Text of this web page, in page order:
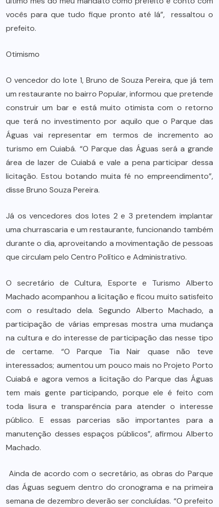
vocês para que tudo fique pronto até lá”, ressaltou o
prefeito.
Otimismo
O vencedor do lote 1, Bruno de Souza Pereira, que já tem
um restaurante no bairro Popular, informou que pretende
construir um bar e está muito otimista com o retorno
que terá no investimento por aquilo que o Parque das
Águas vai representar em termos de incremento ao
turismo em Cuiabá. “O Parque das Águas será a grande
área de lazer de Cuiabá e vale a pena participar dessa
licitação. Estou botando muita fé no empreendimento”,
disse Bruno Souza Pereira.
Já os vencedores dos lotes 2 e 3 pretendem implantar
uma churrascaria e um restaurante, funcionando também
durante o dia, aproveitando a movimentação de pessoas
que circulam pelo Centro Político e Administrativo.
O secretário de Cultura, Esporte e Turismo Alberto
Machado acompanhou a licitação e ficou muito satisfeito
com o resultado dela. Segundo Alberto Machado, a
participação de várias empresas mostra uma mudança
na cultura e do interesse de participação das nesse tipo
de certame. “O Parque Tia Nair quase não teve
interessados; aumentou um pouco mais no Projeto Porto
Cuiabá e agora vemos a licitação do Parque das Águas
tem mais gente participando, porque ele é feito com
toda lisura e transparência para atender o interesse
público. E essas parcerias são importantes para a
manutenção desses espaços públicos”, afirmou Alberto
Machado.
Ainda de acordo com o secretário, as obras do Parque
das Águas seguem dentro do cronograma e na primeira
semana de dezembro deverão ser concluídas. “O prefeito